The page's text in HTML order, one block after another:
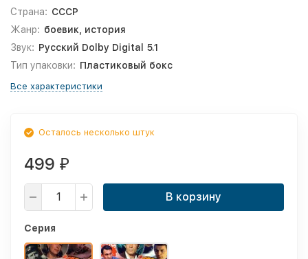
Страна: СССР
Жанр: боевик, история
Звук: Русский Dolby Digital 5.1
Тип упаковки: Пластиковый бокс
Все характеристики
Осталось несколько штук
499 ₽
В корзину
Серия